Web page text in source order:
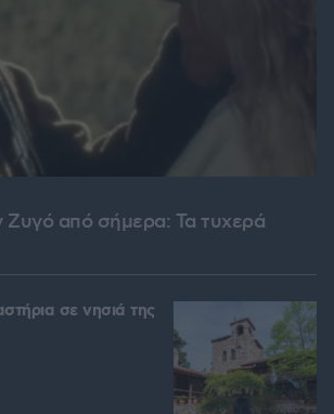
Ζυγό από σήμερα: Τα τυχερά
σε νησιά της